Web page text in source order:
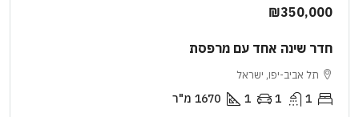
₪350,000
חדר שינה אחד עם מרפסת
תל אביב-יפו, ישראל
1
1
1
1670 מ"ר